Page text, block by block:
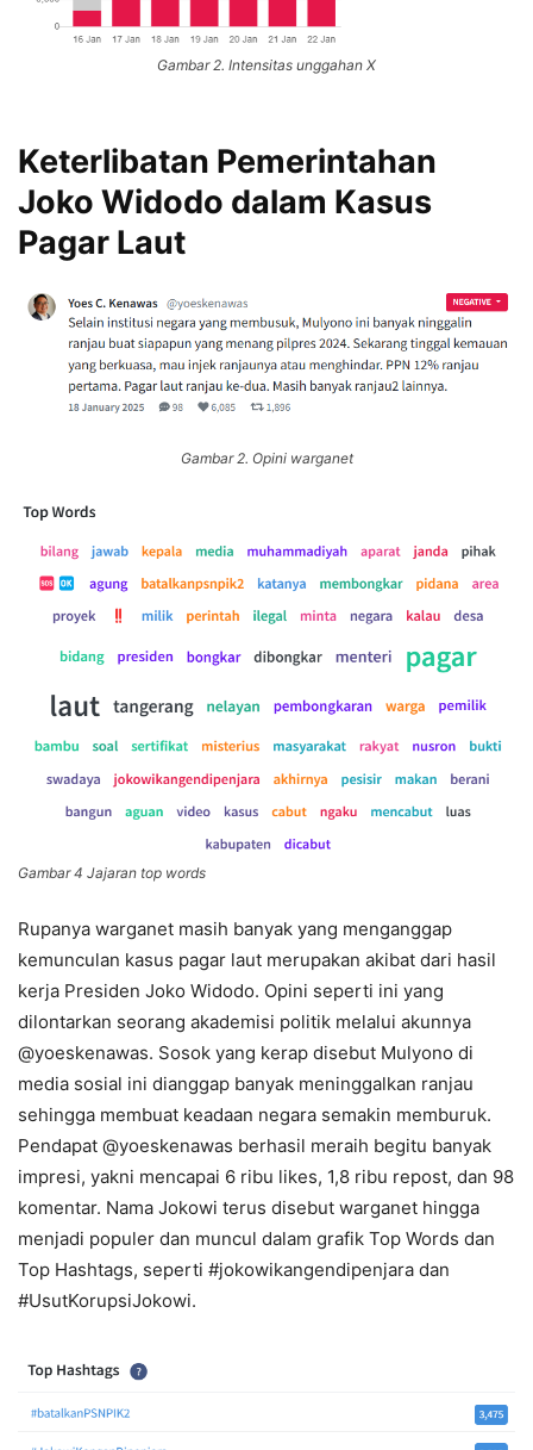
Gambar 2. Intensitas unggahan X
Keterlibatan Pemerintahan
Joko Widodo dalam Kasus
Pagar Laut
Gambar 2. Opini warganet
Gambar 4 Jajaran top words
Rupanya warganet masih banyak yang menganggap
kemunculan kasus pagar laut merupakan akibat dari hasil
kerja Presiden Joko Widodo. Opini seperti ini yang
dilontarkan seorang akademisi politik melalui akunnya
@yoeskenawas. Sosok yang kerap disebut Mulyono di
media sosial ini dianggap banyak meninggalkan ranjau
sehingga membuat keadaan negara semakin memburuk.
Pendapat @yoeskenawas berhasil meraih begitu banyak
impresi, yakni mencapai 6 ribu likes, 1,8 ribu repost, dan 98
komentar. Nama Jokowi terus disebut warganet hingga
menjadi populer dan muncul dalam grafik Top Words dan
Top Hashtags, seperti #jokowikangendipenjara dan
#UsutKorupsiJokowi.